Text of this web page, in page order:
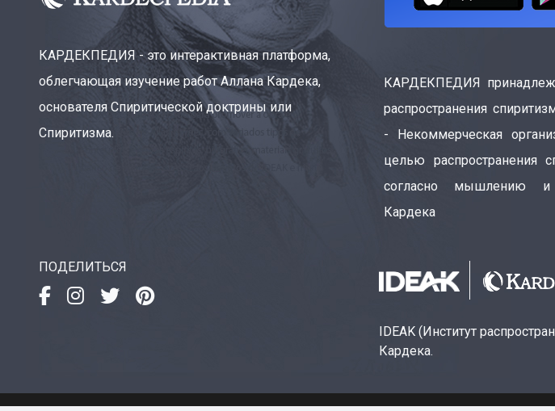
КАРДЕКПЕДИЯ - это интерактивная платформа,
облегчающая изучение работ Аллана Кардека,
основателя Спиритической доктрины или
Спиритизма.
КАРДЕКПЕДИЯ
распространения
- Некоммерческая
целью распространения
согласно мышлению и
Кардека
ПОДЕЛИТЬСЯ
IDEAK (Институт
Кардека.